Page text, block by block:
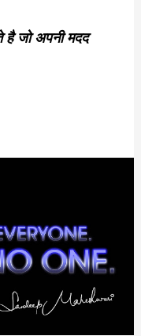
है जो अपनी मदद